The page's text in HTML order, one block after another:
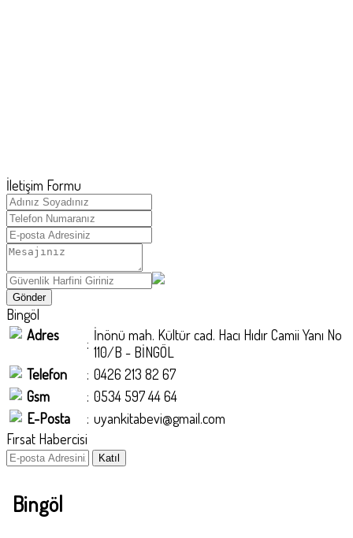
İletişim Formu
Bingöl
Adres
: İnönü mah. Kültür cad. Hacı Hıdır Camii Yanı No
110/B - BİNGÖL
Telefon
: 0426 213 82 67
Gsm
: 0534 597 44 64
E-Posta
: uyankitabevi@gmail.com
Fırsat Habercisi
Bingöl